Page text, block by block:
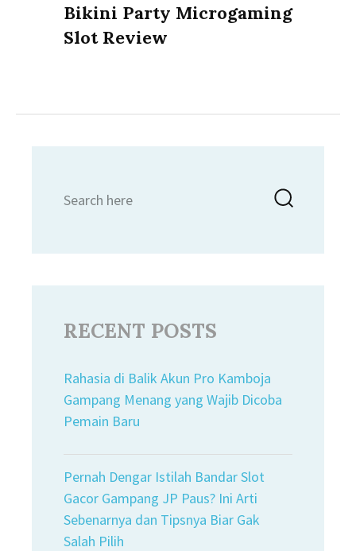
Next
post:
Bikini Party Microgaming
Slot Review
for:
RECENT POSTS
Rahasia di Balik Akun Pro Kamboja
Gampang Menang yang Wajib Dicoba
Pemain Baru
Pernah Dengar Istilah Bandar Slot
Gacor Gampang JP Paus? Ini Arti
Sebenarnya dan Tipsnya Biar Gak
Salah Pilih